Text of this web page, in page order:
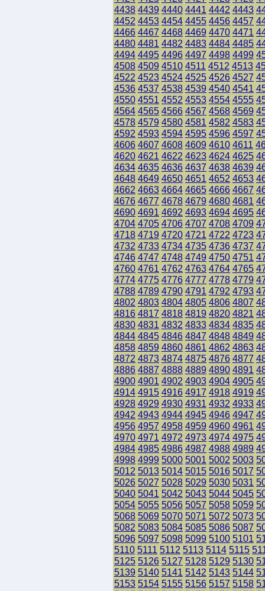
4438 4439 4440 4441 4442 4443
4452 4453 4454 4455 4456 4457
4466 4467 4468 4469 4470 4471
4480 4481 4482 4483 4484 4485
4494 4495 4496 4497 4498 4499
4508 4509 4510 4511 4512 4513
4522 4523 4524 4525 4526 4527
4536 4537 4538 4539 4540 4541
4550 4551 4552 4553 4554 4555
4564 4565 4566 4567 4568 4569
4578 4579 4580 4581 4582 4583
4592 4593 4594 4595 4596 4597
4606 4607 4608 4609 4610 4611
4620 4621 4622 4623 4624 4625
4634 4635 4636 4637 4638 4639
4648 4649 4650 4651 4652 4653
4662 4663 4664 4665 4666 4667
4676 4677 4678 4679 4680 4681
4690 4691 4692 4693 4694 4695
4704 4705 4706 4707 4708 4709
4718 4719 4720 4721 4722 4723
4732 4733 4734 4735 4736 4737
4746 4747 4748 4749 4750 4751
4760 4761 4762 4763 4764 4765
4774 4775 4776 4777 4778 4779
4788 4789 4790 4791 4792 4793
4802 4803 4804 4805 4806 4807
4816 4817 4818 4819 4820 4821
4830 4831 4832 4833 4834 4835
4844 4845 4846 4847 4848 4849
4858 4859 4860 4861 4862 4863
4872 4873 4874 4875 4876 4877
4886 4887 4888 4889 4890 4891
4900 4901 4902 4903 4904 4905
4914 4915 4916 4917 4918 4919
4928 4929 4930 4931 4932 4933
4942 4943 4944 4945 4946 4947
4956 4957 4958 4959 4960 4961
4970 4971 4972 4973 4974 4975
4984 4985 4986 4987 4988 4989
4998 4999 5000 5001 5002 5003
5012 5013 5014 5015 5016 5017
5026 5027 5028 5029 5030 5031
5040 5041 5042 5043 5044 5045
5054 5055 5056 5057 5058 5059
5068 5069 5070 5071 5072 5073
5082 5083 5084 5085 5086 5087
5096 5097 5098 5099 5100 5101
5110 5111 5112 5113 5114 5115
5125 5126 5127 5128 5129 5130
5139 5140 5141 5142 5143 5144
5153 5154 5155 5156 5157 5158